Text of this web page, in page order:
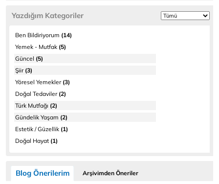
Yazdığım Kategoriler
Ben Bildiriyorum (14)
Yemek - Mutfak (5)
Güncel (5)
Şiir(3)
Yöresel Yemekler(3)
Doğal Tedaviler(2)
Türk Mutfağı (2)
Gündelik Yaşam (2)
Estetik / Güzellik (1)
Doğal Hayat (1)
Blog Önerilerim Arşivimden Öneriler